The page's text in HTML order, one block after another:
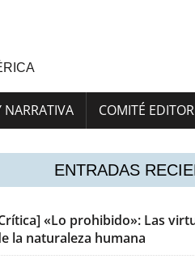
NARRATIVA COMITÉ
ENTRADAS
«Lo prohibido»: Las
la naturaleza humana